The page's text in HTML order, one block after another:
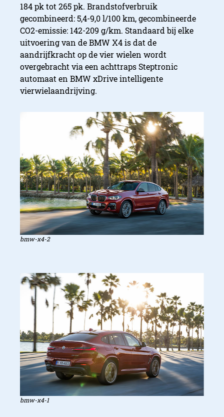
184 pk tot 265 pk. Brandstofverbruik
gecombineerd: 5,4-9,0 l/100 km, gecombineerde
CO2-emissie: 142-209 g/km. Standaard bij elke
uitvoering van de BMW X4 is dat de
aandrijfkracht op de vier wielen wordt
overgebracht via een achttraps Steptronic
automaat en BMW xDrive intelligente
vierwielaandrijving.
bmw-x4-2
bmw-x4-1